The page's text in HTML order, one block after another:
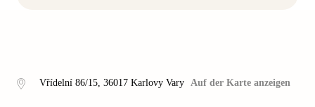
Vřídelní 86/15, 36017 Karlovy Vary Auf der Karte anzeigen